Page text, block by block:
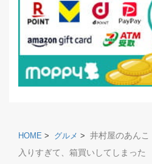
HOME > グルメ > 井村屋のあんこ
入りすぎて、箱買いしてしまった